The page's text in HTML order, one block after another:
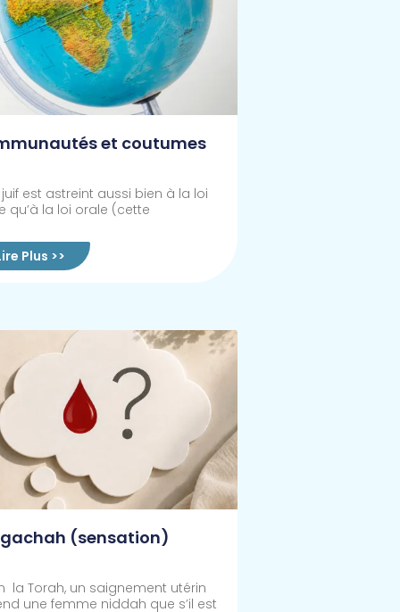
et coutumes
est astreint aussi bien à la loi
qu’à la loi orale (cette
Plus >>
(sensation)
la Torah, un saignement utérin
une femme niddah que s’il est